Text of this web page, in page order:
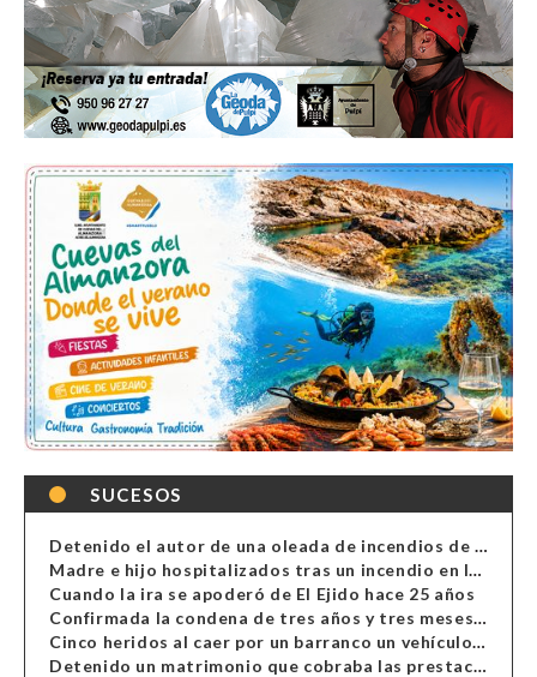
SUCESOS
Detenido el autor de una oleada de incendios de contenedores en Almería
Madre e hijo hospitalizados tras un incendio en la cocina de una vivienda en Almería
Cuando la ira se apoderó de El Ejido hace 25 años
Confirmada la condena de tres años y tres meses al hombre de Antas acusado de xenofobia
Cinco heridos al caer por un barranco un vehículo en Alcolea
Detenido un matrimonio que cobraba las prestaciones de ilegales en Almería, Granada, Málaga, Huelva y Murcia